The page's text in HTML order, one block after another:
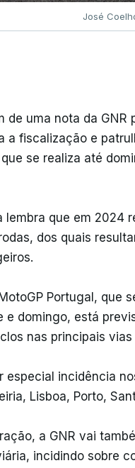
José
de uma nota da
a fiscalização e
se realiza até
lembra que em 2024
dos quais
Portugal, que
e domingo, está
nas principais
especial incidência
Lisboa, Porto,
a GNR vai
incidindo sobre